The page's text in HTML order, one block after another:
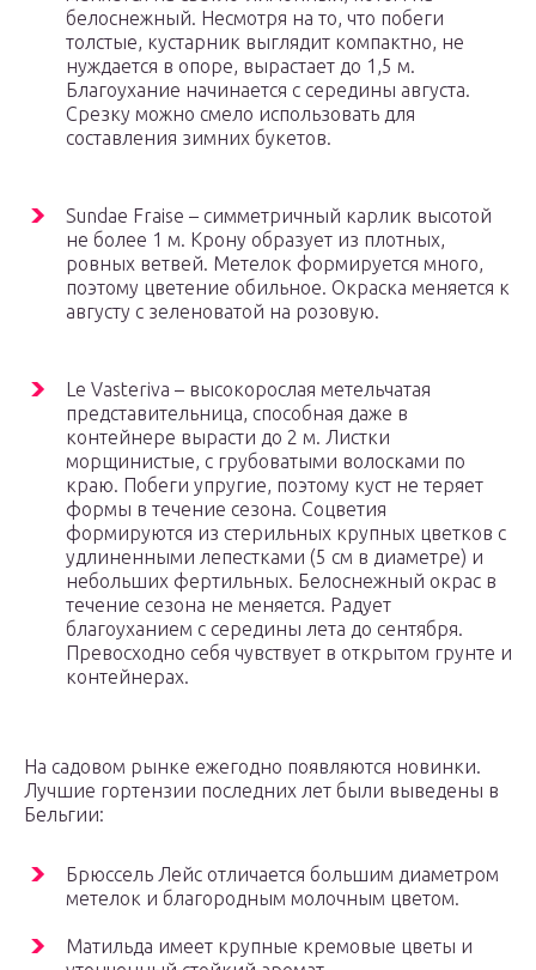
белоснежный. Несмотря на то, что побеги
толстые, кустарник выглядит компактно, не
нуждается в опоре, вырастает до 1,5 м.
Благоухание начинается с середины августа.
Срезку можно смело использовать для
составления зимних букетов.
Sundae Fraise – симметричный карлик высотой
не более 1 м. Крону образует из плотных,
ровных ветвей. Метелок формируется много,
поэтому цветение обильное. Окраска меняется к
августу с зеленоватой на розовую.
Le Vasteriva – высокорослая метельчатая
представительница, способная даже в
контейнере вырасти до 2 м. Листки
морщинистые, с грубоватыми волосками по
краю. Побеги упругие, поэтому куст не теряет
формы в течение сезона. Соцветия
формируются из стерильных крупных цветков с
удлиненными лепестками (5 см в диаметре) и
небольших фертильных. Белоснежный окрас в
течение сезона не меняется. Радует
благоуханием с середины лета до сентября.
Превосходно себя чувствует в открытом грунте и
контейнерах.
На садовом рынке ежегодно появляются новинки.
Лучшие гортензии последних лет были выведены в
Бельгии:
Брюссель Лейс отличается большим диаметром
метелок и благородным молочным цветом.
Матильда имеет крупные кремовые цветы и